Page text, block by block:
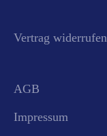
Vertrag widerrufen
AGB
Impressum